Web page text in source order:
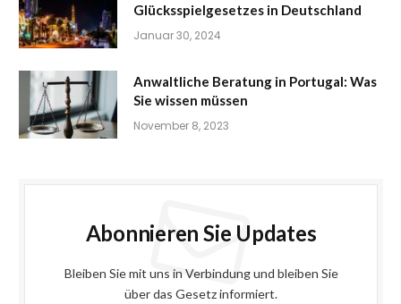
Glücksspielgesetzes in Deutschland
Januar 30, 2024
Anwaltliche Beratung in Portugal: Was
Sie wissen müssen
November 8, 2023
Abonnieren Sie Updates
Bleiben Sie mit uns in Verbindung und bleiben Sie
über das Gesetz informiert.